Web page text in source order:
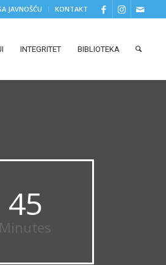
JAVNOŠĆU KONTAKT
INTEGRITET BIBLIOTEKA
45
Minutes